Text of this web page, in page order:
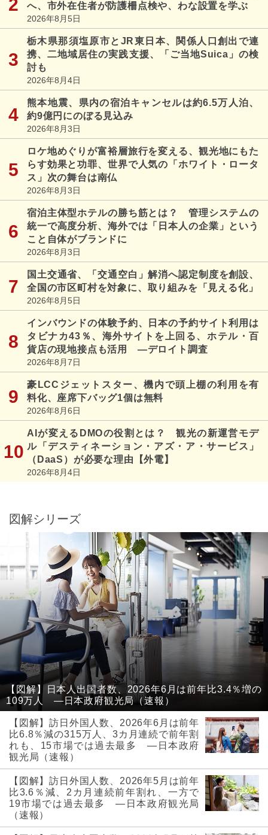
へ、市外在住者が防護柵点検や、わな設置を学ぶ
2026年8月5日
栃木県那須塩原市とJR東日本、関係人口創出で連
携、二地域居住の実践支援、「ご当地Suica」の検
討も
2026年8月4日
熊本地震、県内の宿泊キャンセルは約6.5万人泊、
約9億円にのぼる見込み
2026年8月3日
ロケ地めぐりが富裕層旅行を変える、観光地にもた
らす効果と功罪、世界で人気の「ホワイト・ロータ
ス」次の舞台は南仏
2026年8月3日
宿泊主体型ホテルの勝ち筋とは？ 管理システムの
統一で高度分析、海外では「日本人の企業」という
こと自体がブランドに
2026年8月3日
国土交通省、「交通空白」解消へ認定制度を創設、
全国の市区町村を対象に、取り組みを「見える化」
2026年8月5日
インバウンドの体験予約、日本の予約サイト利用は
タビナカ43％、海外サイトを上回る、ホテル・百
貨店の現地接点も活用 ―デロイト調査
2026年8月7日
豪LCCジェットスター、機内で頭上棚の利用を有
料化、座席下バッグ1個は無料
2026年8月6日
AIが変えるDMOの役割とは？ 観光の新運営モデ
ル「デスティネーション・アズ・ア・サービス」
（DaaS）が必要な理由【外電】
2026年8月4日
図解シリーズ
【図解】日本人出国者数、2026年6月は前年比3.4％増の
109万人 ―日本政府観光局（速報）
【図解】訪日外国人数、2026年6月は前年
比6.8％減の315万人、3カ月連続で前年割
れも、15市場では過去最多 ―日本政府
観光局（速報）
【図解】訪日外国人数、2026年5月は前年
比3.6％減、2カ月連続前年割れ、一方で
19市場では過去最多 ―日本政府観光局
（速報）